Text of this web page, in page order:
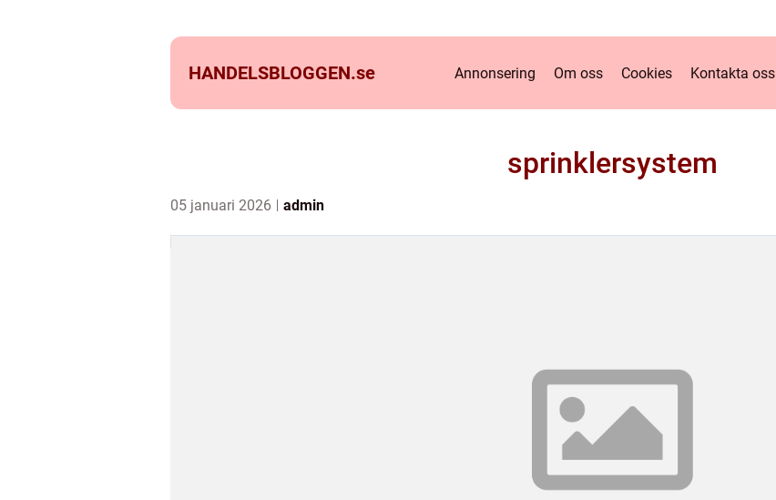
HANDELSBLOGGEN.se Annonsering Om oss Cookies Kontakta oss
sprinklersystem
05 januari 2026 admin